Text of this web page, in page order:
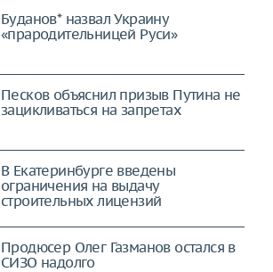
Буданов* назвал Украину
«прародительницей Руси»
Песков объяснил призыв Путина не
зацикливаться на запретах
В Екатеринбурге введены
ограничения на выдачу
строительных лицензий
Продюсер Олег Газманов остался в
СИЗО надолго